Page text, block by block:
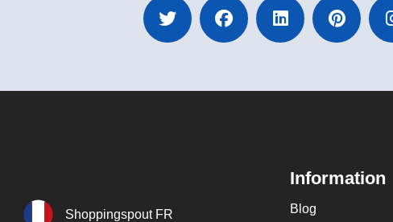
Shoppingspout FR
Information
Blog